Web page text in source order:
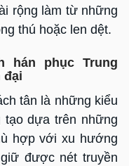
rộng làm từ những
thú hoặc len dệt.
hán phục Trung
đại
tân là những kiểu
tạo dựa trên những
hợp với xu hướng
được nét truyền